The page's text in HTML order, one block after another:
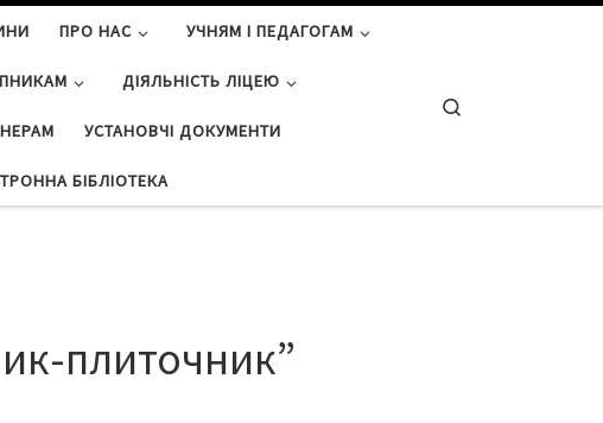
ПРО НАС УЧНЯМ І ПЕДАГОГАМ
ДІЯЛЬНІСТЬ ЛІЦЕЮ
УСТАНОВЧІ ДОКУМЕНТИ
БІБЛІОТЕКА
плиточник”